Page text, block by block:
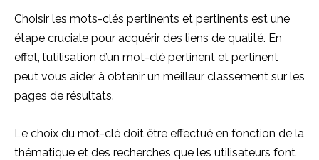
Choisir les mots-clés pertinents et pertinents est une
étape cruciale pour acquérir des liens de qualité. En
effet, l’utilisation d’un mot-clé pertinent et pertinent
peut vous aider à obtenir un meilleur classement sur les
pages de résultats.
Le choix du mot-clé doit être effectué en fonction de la
thématique et des recherches que les utilisateurs font